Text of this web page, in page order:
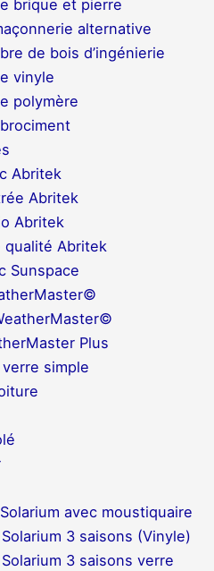
brique et pierre
alternative
de bois d’ingénierie
vinyle
polymère
Abritek
Abritek
Abritek
qualité Abritek
Sunspace
Plus
simple
avec moustiquaire
3 saisons (Vinyle)
3 saisons verre